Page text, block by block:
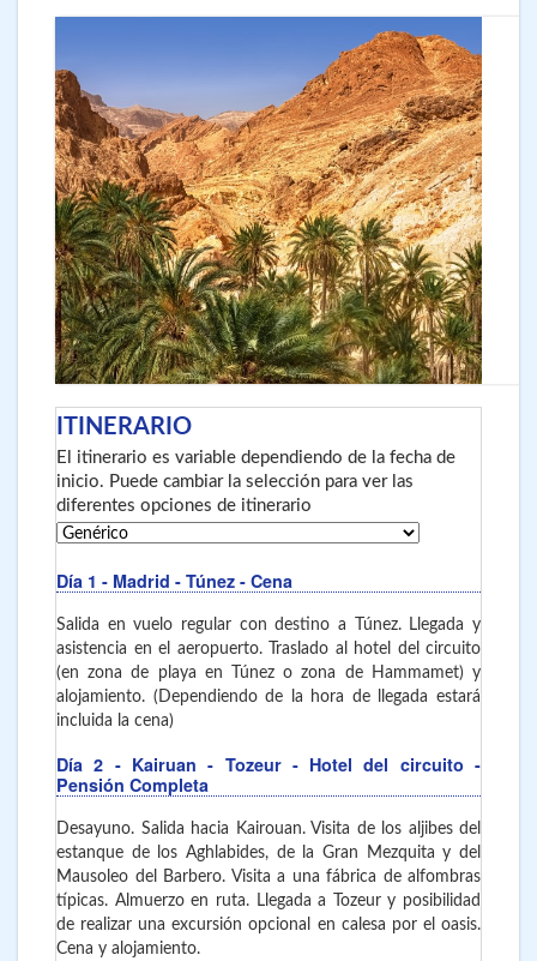
ITINERARIO
El itinerario es variable dependiendo de la fecha de
inicio. Puede cambiar la selección para ver las
diferentes opciones de itinerario
Día 1 - Madrid - Túnez - Cena
Salida en vuelo regular con destino a Túnez. Llegada y
asistencia en el aeropuerto. Traslado al hotel del circuito
(en zona de playa en Túnez o zona de Hammamet) y
alojamiento. (Dependiendo de la hora de llegada estará
incluida la cena)
Día 2 - Kairuan - Tozeur - Hotel del circuito -
Pensión Completa
Desayuno. Salida hacia Kairouan. Visita de los aljibes del
estanque de los Aghlabides, de la Gran Mezquita y del
Mausoleo del Barbero. Visita a una fábrica de alfombras
típicas. Almuerzo en ruta. Llegada a Tozeur y posibilidad
de realizar una excursión opcional en calesa por el oasis.
Cena y alojamiento.